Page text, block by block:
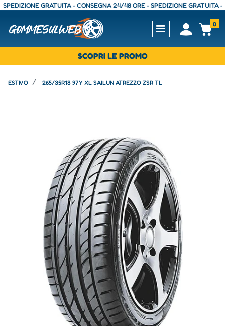
GRATUITA - CONSEGNA 24/48 ORE - SPEDIZIONE GRATUITA -
Open0
SCOPRI LE PROMO
ESTIVO 265/35R18 97Y XL SAILUN ATREZZO ZSR TL